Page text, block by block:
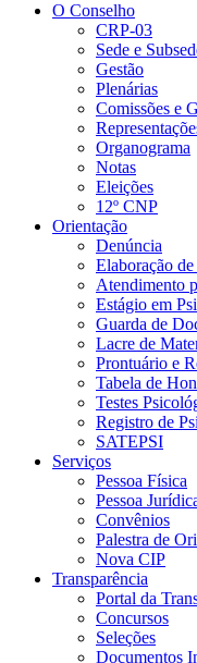
O Conselho
CRP-03
Sede e
Gestão
Plenárias
Comissões e
Organograma
Notas
Eleições
12º CNP
Orientação
Denúncia
Elaboração
Atendimento
Estágio em
Guarda de
Lacre de
Prontuário e
Tabela de
Testes
Registro de
SATEPSI
Serviços
Pessoa Física
Pessoa
Convênios
Palestra de
Nova CIP
Transparência
Portal da
Concursos
Seleções
Documentos